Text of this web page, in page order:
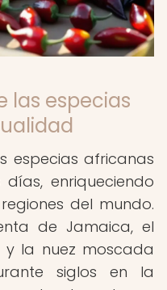
las especias
especias africanas
enriqueciendo
del mundo.
de Jamaica, el
la nuez moscada
siglos en la